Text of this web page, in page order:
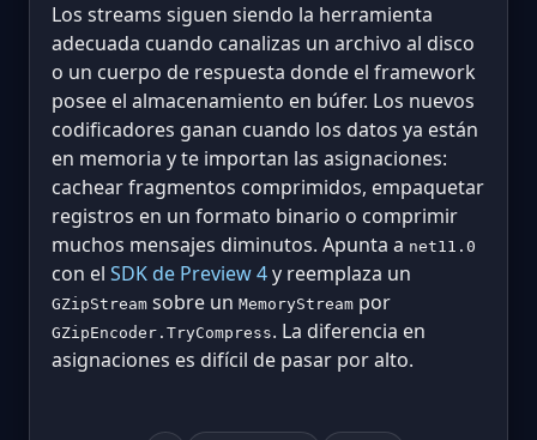
Los streams siguen siendo la herramienta
adecuada cuando canalizas un archivo al disco
o un cuerpo de respuesta donde el framework
posee el almacenamiento en búfer. Los nuevos
codificadores ganan cuando los datos ya están
en memoria y te importan las asignaciones:
cachear fragmentos comprimidos, empaquetar
registros en un formato binario o comprimir
muchos mensajes diminutos. Apunta a net11.0
con el SDK de Preview 4y reemplaza un
GZipStream sobre un MemoryStream por
GZipEncoder.TryCompress. La diferencia en
asignaciones es difícil de pasar por alto.